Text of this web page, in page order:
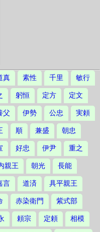
真 素性 千里 敏行
躬恒 定方 定文
父 伊勢 公忠 実頼
順 兼盛 朝忠
好忠 伊尹 重之
親王 朝光 長能
言 道済 具平親王
赤染衛門 紫式部
頼宗 定頼 相模